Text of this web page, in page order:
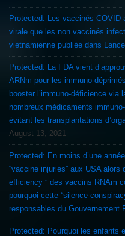
Protected: Les vaccinés COVID
virale que les non vaccinés
vietnamienne publiée dans
Protected: La FDA vient
ARNm pour les immuno-
booster l’immuno-déficience
nombreux médicaments
évitant les transplantations
August 13, 2021
Protected: En moins d’une
“vaccine injuries” aux USA
efficiency ” des vaccins RNAm
pourquoi cette “silence
responsables du Gouvernement
Protected: Pourquoi les enfants